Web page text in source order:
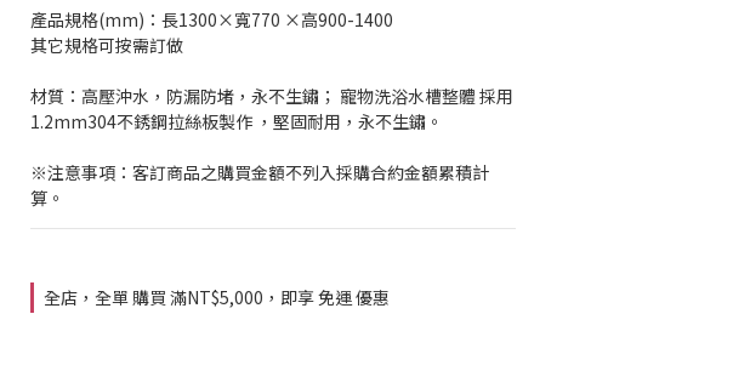
產品規格(mm)：長1300×寬770 ×高900-1400
其它規格可按需訂做
材質：高壓沖水，防漏防堵，永不生鏽； 寵物洗浴水槽整體 採用
1.2mm304不銹鋼拉絲板製作 ，堅固耐用，永不生鏽。
※注意事項：客訂商品之購買金額不列入採購合約金額累積計
算。
全店，全單 購買 滿NT$5,000，即享 免運 優惠